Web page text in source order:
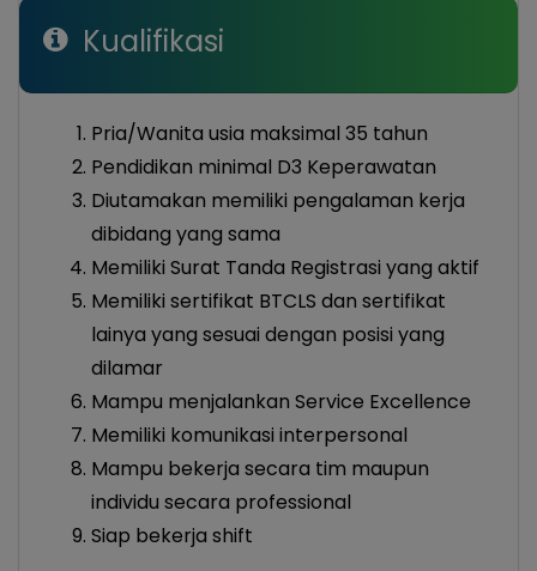
Kualifikasi
Pria/Wanita usia maksimal 35 tahun
Pendidikan minimal D3 Keperawatan
Diutamakan memiliki pengalaman kerja
dibidang yang sama
Memiliki Surat Tanda Registrasi yang aktif
Memiliki sertifikat BTCLS dan sertifikat
lainya yang sesuai dengan posisi yang
dilamar
Mampu menjalankan Service Excellence
Memiliki komunikasi interpersonal
Mampu bekerja secara tim maupun
individu secara professional
Siap bekerja shift